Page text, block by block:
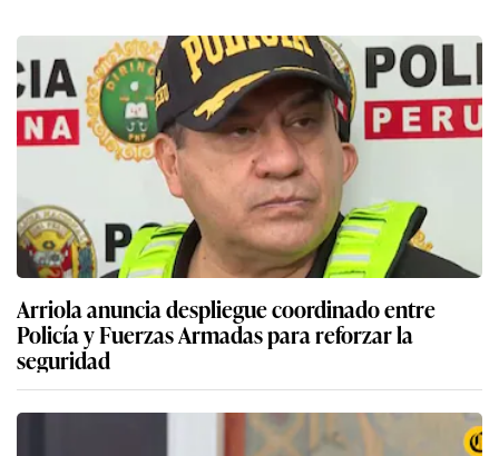
Arriola anuncia despliegue coordinado entre
Policía y Fuerzas Armadas para reforzar la
seguridad